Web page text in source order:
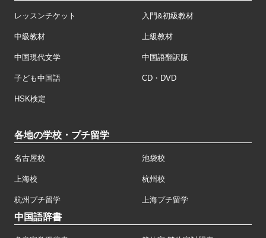
レッスンチケット 入門&初級教材
中級教材 上級教材
中国現代文学 中国語翻訳版
子ども中国語 CD・DVD
HSK検定
各地の学校・プチ留学
名古屋校 池袋校
上海校 杭州校
杭州プチ留学 上海プチ留学
中国語辞書